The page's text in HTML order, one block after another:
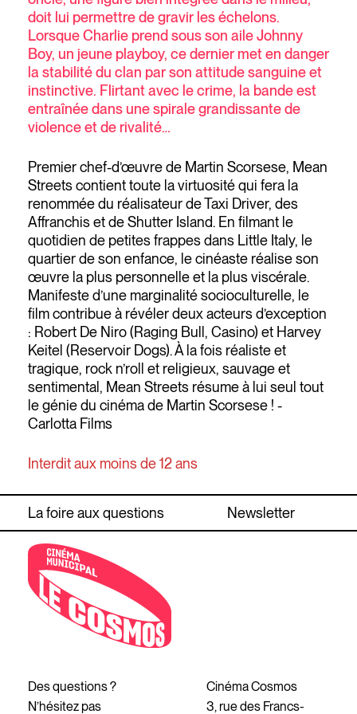
doit lui permettre de gravir les échelons.
Lorsque Charlie prend sous son aile Johnny
Boy, un jeune playboy, ce dernier met en danger
la stabilité du clan par son attitude sanguine et
instinctive. Flirtant avec le crime, la bande est
entraînée dans une spirale grandissante de
violence et de rivalité…
Premier chef-d’œuvre de Martin Scorsese, Mean
Streets contient toute la virtuosité qui fera la
renommée du réalisateur de Taxi Driver, des
Affranchis et de Shutter Island. En filmant le
quotidien de petites frappes dans Little Italy, le
quartier de son enfance, le cinéaste réalise son
œuvre la plus personnelle et la plus viscérale.
Manifeste d’une marginalité socioculturelle, le
film contribue à révéler deux acteurs d’exception
: Robert De Niro (Raging Bull, Casino) et Harvey
Keitel (Reservoir Dogs). À la fois réaliste et
tragique, rock n’roll et religieux, sauvage et
sentimental, Mean Streets résume à lui seul tout
le génie du cinéma de Martin Scorsese ! -
Carlotta Films
Interdit aux moins de 12 ans
La foire aux questions Newsletter
Des questions ?
N’hésitez pas
Cinéma Cosmos
3, rue des Francs-